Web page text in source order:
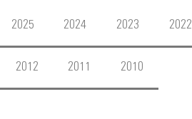
2025 2024 2023 2022
2012 2011 2010